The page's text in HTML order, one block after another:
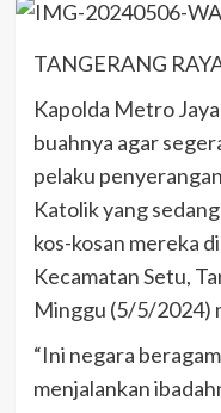
TANGERANG
Kapolda Metro
buahnya agar
pelaku
Katolik yang
kos-kosan mereka
Kecamatan Setu,
Minggu (5/5/2024)
“Ini negara
menjalankan